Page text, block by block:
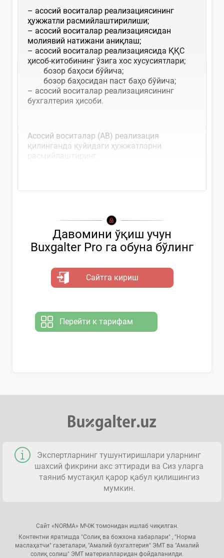
– асосий воситалар реализациясининг
ҳужжатли расмийлаштирилиши;
– асосий воситалар реализациясидан
молиявий натижани аниқлаш;
– асосий воситалар реализациясида ҚҚС
ҳисоб-китобининг ўзига хос хусусиятлари;
бозор баҳоси бўйича;
бозор баҳосидан паст баҳо бўйича;
– асосий воситалар реализациясининг
бухгалтерия ҳисоби.
Асосий воситалар (АВ) реализация
қилинганда қуйидаги ҳужжатларни
расмийлаштиринг:
Давомини ўқиш учун
Buxgalter Pro га обуна бўлинг
Сайтга кириш
Перейти к тарифам
Экспертларнинг тушунтиришлари уларнинг
шахсий фикрини акс эттиради ва Сиз уларга
таяниб мустақил қарор қабул қилишингиз
мумкин.
Сайт «NORMA» МЧЖ томонидан ишлаб чиқилган.
Контентни яратишда "Солиқ ва божхона хабарлари" , "Норма
маслаҳатчи" газеталари, "Амалий бухгалтерия" ЭМТ ва "Амалий
солиқ солиш" ЭМТ материалларидан фойдаланилди.